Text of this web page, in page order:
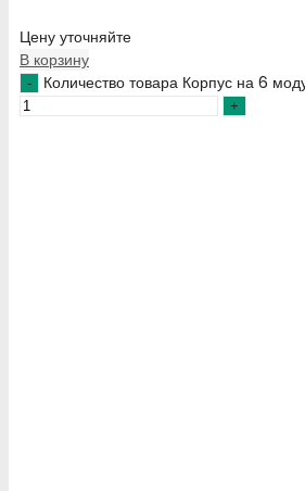
Цену уточняйте
В корзину
Количество товара Корпус на 6